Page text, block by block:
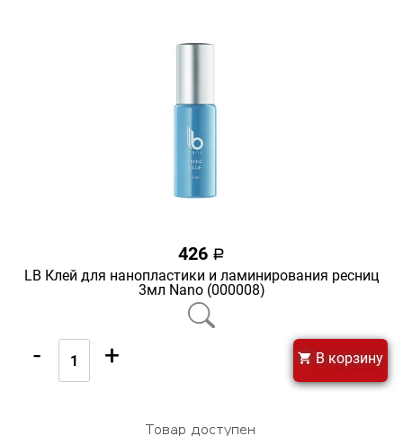
426 a
LB Клей для нанопластики и ламинирования ресниц
3мл Nano (000008)
- + В корзину